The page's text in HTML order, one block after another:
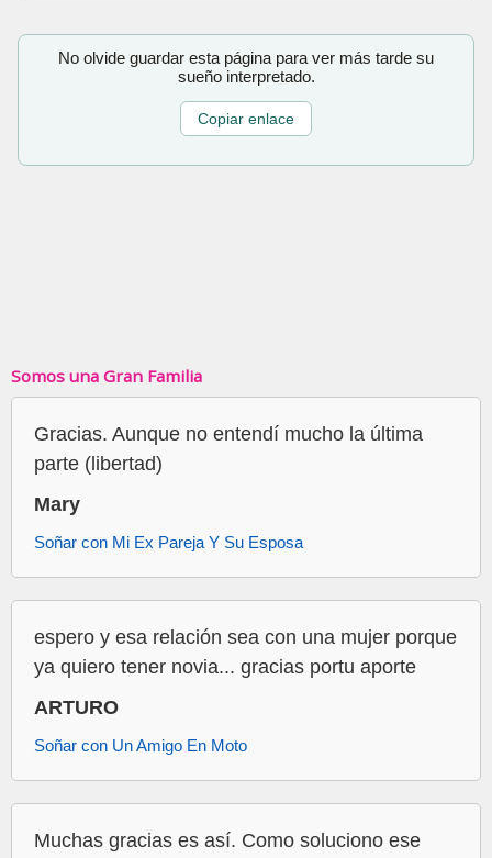
No olvide guardar esta página para ver más tarde su
sueño interpretado.
Copiar enlace
Somos una Gran Familia
Gracias. Aunque no entendí mucho la última
parte (libertad)
Mary
Soñar con Mi Ex Pareja Y Su Esposa
espero y esa relación sea con una mujer porque
ya quiero tener novia... gracias portu aporte
ARTURO
Soñar con Un Amigo En Moto
Muchas gracias es así. Como soluciono ese